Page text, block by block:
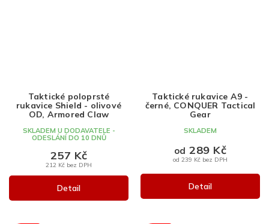
Taktické poloprsté
rukavice Shield - olivové
OD, Armored Claw
SKLADEM U DODAVATELE -
ODESLÁNÍ DO 10 DNŮ
212 Kč bez DPH
257 Kč
Detail
Taktické rukavice A9 -
černé, CONQUER Tactical
Gear
SKLADEM
od 239 Kč bez DPH
od 289 Kč
Detail